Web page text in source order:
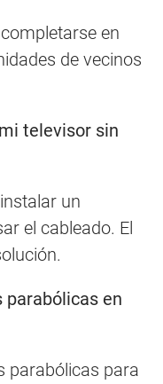
en
de vecinos
televisor sin
un
el cableado. El
parabólicas en
parabólicas para